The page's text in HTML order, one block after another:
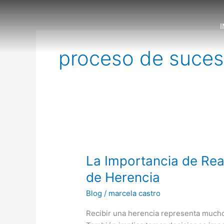
proceso de
La Importancia de
de Herencia
Blog / marcela castro
Recibir una herencia representa
de
Realizar
un
Avalúo
un